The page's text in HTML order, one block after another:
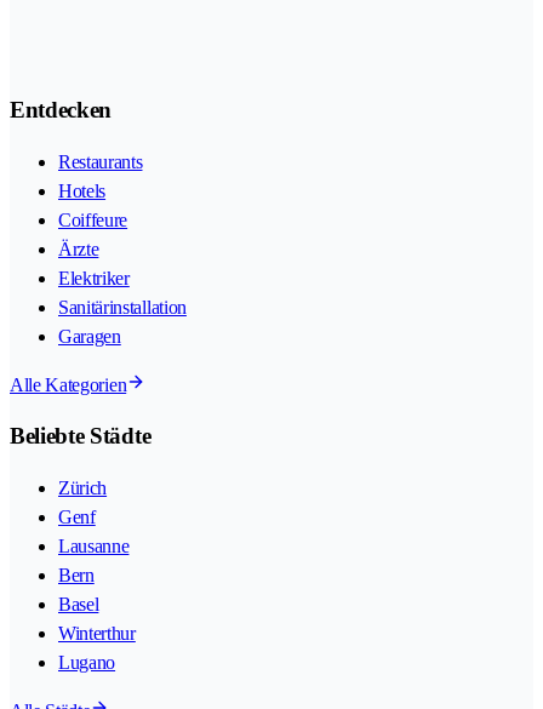
Entdecken
Restaurants
Hotels
Coiffeure
Ärzte
Elektriker
Sanitärinstallation
Garagen
Alle Kategorien
Beliebte Städte
Zürich
Genf
Lausanne
Bern
Basel
Winterthur
Lugano